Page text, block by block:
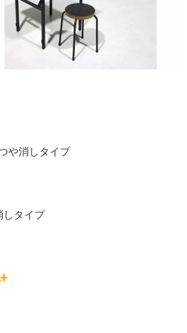
や消しタイプ
しタイプ